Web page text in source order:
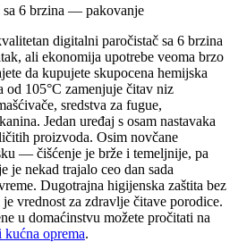
digitalni paročistač sa 6 brzina
ali ekonomija upotrebe veoma brzo
da kupujete skupocena hemijska
od 105°C zamenjuje čitav niz
sredstva za fugue,
Jedan uređaj s osam nastavaka
proizvoda. Osim novčane
— čišćenje je brže i temeljnije, pa
je nekad trajalo ceo dan sada
Dugotrajna higijenska zaštita bez
vrednost za zdravlje čitave porodice.
u domaćinstvu možete pročitati na
oprema.